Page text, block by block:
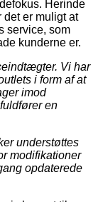
Herinde
er muligt at
service, som
kunderne er.
Vi har
i form af at
imod
en
understøttes
modifikationer
opdaterede